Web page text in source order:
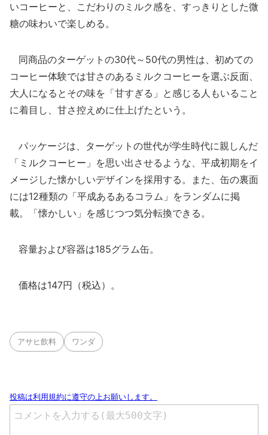
いコーヒーと、こだわりのミルク感を、すっきりとした微
糖の味わいで楽しめる。
同商品のターゲットの30代～50代の男性は、初めての
コーヒー体験では甘さのあるミルクコーヒーを選ぶ反面、
大人になるとその味を「甘すぎる」と感じる人もいること
に着目し、甘さ控えめに仕上げたという。
パッケージは、ターゲットの世代が学生時代に親しんだ
「ミルクコーヒー」を思い出させるような、平成初期をイ
メージした懐かしいデザインを採用する。また、缶の裏面
には12種類の「平成あるあるコラム」をランダムに掲
載。「懐かしい」を感じつつ気分転換できる。
容量および容器は185グラム缶。
価格は147円（税込）。
アサヒ飲料 ワンダ